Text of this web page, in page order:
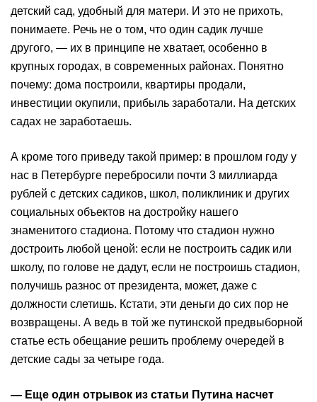
детский сад, удобный для матери. И это не прихоть,
понимаете. Речь не о том, что один садик лучше
другого, — их в принципе не хватает, особенно в
крупных городах, в современных районах. Понятно
почему: дома построили, квартиры продали,
инвестиции окупили, прибыль заработали. На детских
садах не заработаешь.
А кроме того приведу такой пример: в прошлом году у
нас в Петербурге перебросили почти 3 миллиарда
рублей с детских садиков, школ, поликлиник и других
социальных объектов на достройку нашего
знаменитого стадиона. Потому что стадион нужно
достроить любой ценой: если не построить садик или
школу, по голове не дадут, если не построишь стадион,
получишь разнос от президента, может, даже с
должности слетишь. Кстати, эти деньги до сих пор не
возвращены. А ведь в той же путинской предвыборной
статье есть обещание решить проблему очередей в
детские сады за четыре года.
— Еще один отрывок из статьи Путина насчет